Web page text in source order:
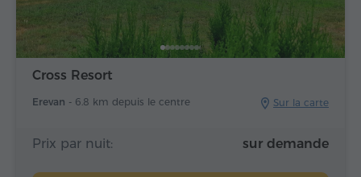
Cross Resort
Erevan - 6.8 km depuis le centre Sur la carte
Prix par nuit: sur demande